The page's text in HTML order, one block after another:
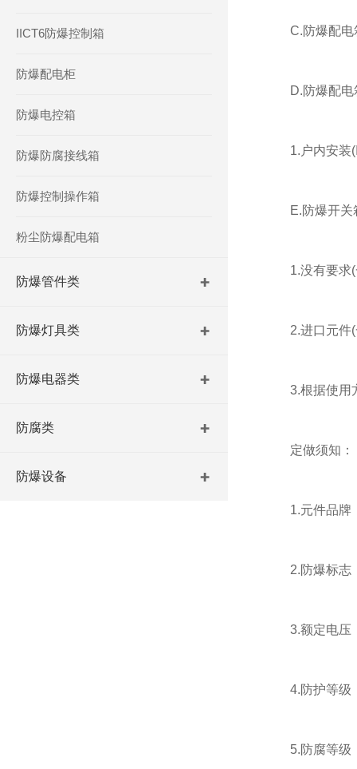
IICT6防爆控制箱
防爆配电柜
防爆电控箱
防爆防腐接线箱
防爆控制操作箱
粉尘防爆配电箱
防爆管件类
防爆灯具类
防爆电器类
防腐类
防爆设备
C.防爆配电箱
D.防爆配电
1.户内安装
E.防爆开关
1.没有要求(
2.进口元件(
3.根据使用
定做须知：
1.元件品牌：
2.防爆标志：
3.额定电压
4.防护等级：
5.防腐等级